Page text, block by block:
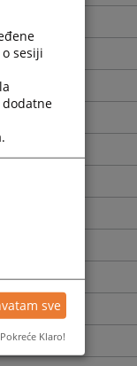
sesiji
sve
Pokreće Klaro!